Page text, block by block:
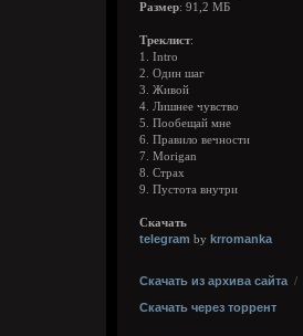
Размер: 91,2 МБ
Треклист:
1. Intro
2. Один шаг
3. Живой
4. Лишнее чувство
5. Пообещай мне
6. Правило вечности
7. Morigan
8. Страх
9. Пустота внутри
Скачать
telegram by krromanka
Скачать из архива сайта /
Скачать через торрент